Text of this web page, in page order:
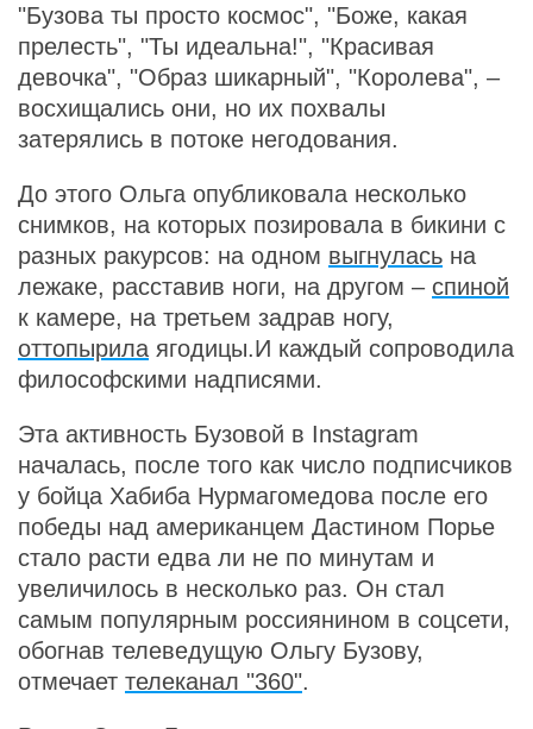
"Бузова ты просто космос", "Боже, какая
прелесть", "Ты идеальна!", "Красивая
девочка", "Образ шикарный", "Королева", –
восхищались они, но их похвалы
затерялись в потоке негодования.
До этого Ольга опубликовала несколько
снимков, на которых позировала в бикини с
разных ракурсов: на одном выгнулась на
лежаке, расставив ноги, на другом – спиной
к камере, на третьем задрав ногу,
оттопырила ягодицы.И каждый сопроводила
философскими надписями.
Эта активность Бузовой в Instagram
началась, после того как число подписчиков
у бойца Хабиба Нурмагомедова после его
победы над американцем Дастином Порье
стало расти едва ли не по минутам и
увеличилось в несколько раз. Он стал
самым популярным россиянином в соцсети,
обогнав телеведущую Ольгу Бузову,
отмечает телеканал "360".